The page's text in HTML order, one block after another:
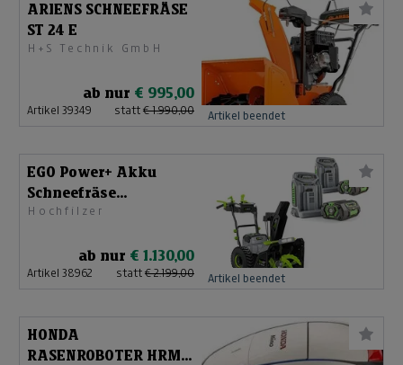
ARIENS SCHNEEFRÄSE
ST 24 E
H+S Technik GmbH
ab nur € 995,00
Artikel 39349 statt € 1.990,00 Artikel beendet
EGO Power+ Akku
Schneefräse
SNT2400E-K2753
Hochfilzer
ab nur € 1.130,00
Artikel 38962 statt € 2.199,00 Artikel beendet
HONDA
RASENROBOTER HRM